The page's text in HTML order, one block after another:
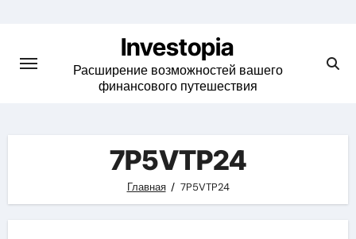
content
Investopia
Расширение возможностей вашего
финансового путешествия
7P5VTP24
Главная 7P5VTP24